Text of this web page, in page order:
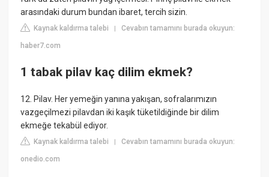
arasındaki durum bundan ibaret, tercih sizin.
Kaynak kaldırma talebi |Cevabın tamamını burada okuyun:
haber7.com
1 tabak pilav kaç dilim ekmek?
12. Pilav. Her yemeğin yanına yakışan, sofralarımızın
vazgeçilmezi pilavdan iki kaşık tüketildiğinde bir dilim
ekmeğe tekabül ediyor.
Kaynak kaldırma talebi |Cevabın tamamını burada okuyun:
onedio.com